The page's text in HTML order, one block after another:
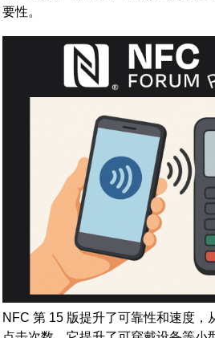
要性。
NFC 第 15 版提升了可靠性和速度，